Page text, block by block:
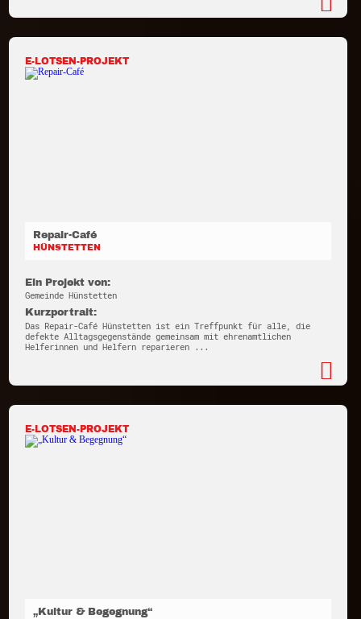
E-LOTSEN-PROJEKT
Repair-Café
HÜNSTETTEN
Ein Projekt von:
Gemeinde Hünstetten
Kurzportrait:
Das Repair-Café Hünstetten ist ein Treffpunkt für alle, die
defekte Alltagsgegenstände gemeinsam mit ehrenamtlichen
Helferinnen und Helfern reparieren ...
E-LOTSEN-PROJEKT
„Kultur & Begegnung“